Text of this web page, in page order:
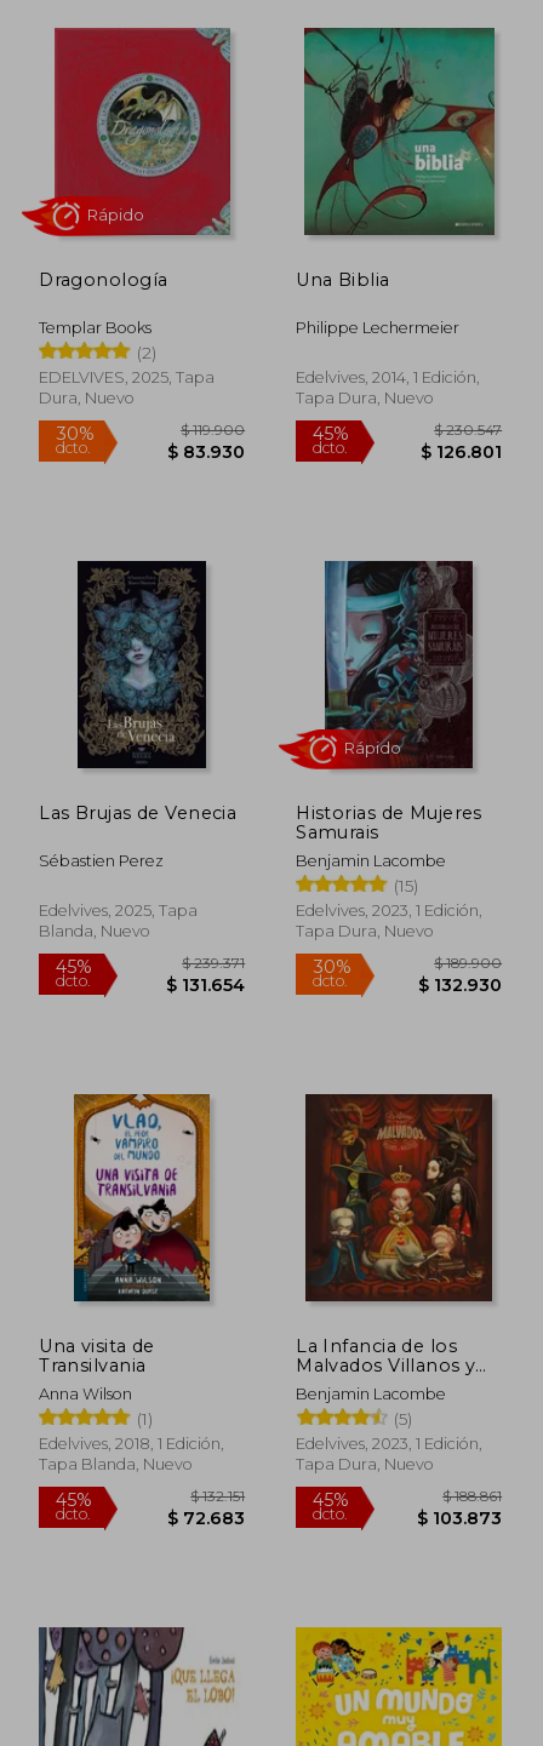
Dragonología
Templar Books
(2)
EDELVIVES, 2025, Tapa
Dura, Nuevo
30%
dcto.
$ 119.900
$ 83.930
Una Biblia
Philippe Lechermeier
Edelvives, 2014, 1 Edición,
Tapa Dura, Nuevo
45%
dcto. $
Las Brujas de Venecia
Sébastien Perez
Edelvives, 2025, Tapa
Blanda, Nuevo
45%
dcto.
$ 239.371
$ 131.654
Historias de Mujeres
Samurais
Benjamin Lacombe
(15)
Edelvives, 2023, 1 Edición,
Tapa Dura, Nuevo
30%
dcto.
$
$
Rápido
Una visita de
Transilvania
Anna Wilson
(1)
Edelvives, 2018, 1 Edición,
Tapa Blanda, Nuevo
La Infancia de los
Malvados Villanos y
Maleficos
Benjamin Lacombe
(5)
Edelvives, 2023, 1 Edición,
Tapa Dura, Nuevo